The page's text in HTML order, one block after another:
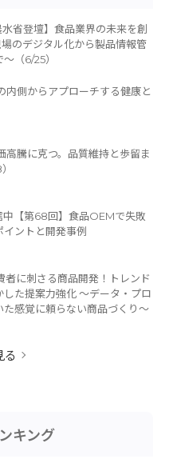
水省登壇】食品業界の未来を創
のデジタル化から製品情報管
（6/25）
内側からアプローチする健康と
高騰に克つ。品質維持と歩留ま
中【第68回】食品OEMで失敗
イントと開発事例
者に刺さる商品開発！トレンド
した提案力強化 ～データ・プロ
た感覚に頼らない商品づくり～
る
キング